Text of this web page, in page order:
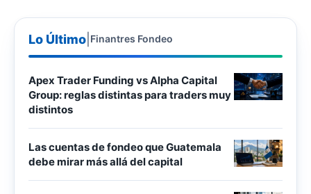
Lo Último Finantres Fondeo
Apex Trader Funding vs Alpha Capital
Group: reglas distintas para traders muy
distintos
Las cuentas de fondeo que Guatemala
debe mirar más allá del capital